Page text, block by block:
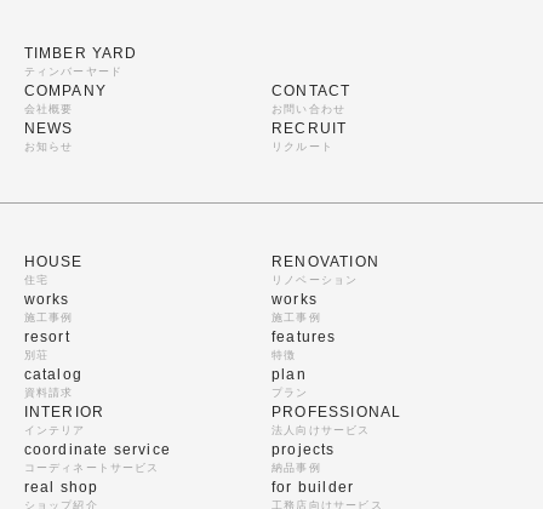
TIMBER YARD
ティンバーヤード
COMPANY
会社概要
NEWS
お知らせ
CONTACT
お問い合わせ
RECRUIT
リクルート
HOUSE
住宅
works
施工事例
resort
別荘
catalog
資料請求
RENOVATION
リノベーション
works
施工事例
features
特徴
plan
プラン
INTERIOR
インテリア
coordinate service
コーディネートサービス
real shop
ショップ紹介
PROFESSIONAL
法人向けサービス
projects
納品事例
for builder
工務店向けサービス